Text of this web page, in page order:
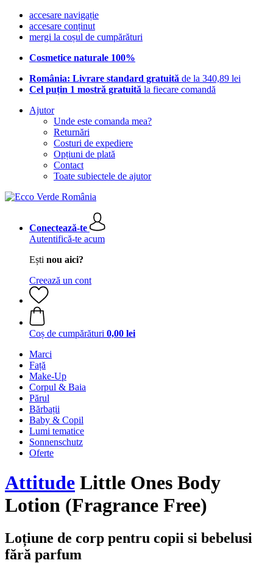
accesare navigație
accesare conținut
mergi la coșul de cumpărături
Cosmetice naturale 100%
România: Livrare standard gratuită de la 340,89 lei
Cel puțin 1 mostră gratuită la fiecare comandă
Ajutor
Unde este comanda mea?
Returnări
Costuri de expediere
Opțiuni de plată
Contact
Toate subiectele de ajutor
Conectează-te
Autentifică-te acum
Ești nou aici?
Creează un cont
Coș de cumpărături 0,00 lei
Marci
Față
Make-Up
Corpul & Baia
Părul
Bărbații
Baby & Copil
Lumi tematice
Sonnenschutz
Oferte
Attitude Little Ones Body
Lotion (Fragrance Free)
Loțiune de corp pentru copii si bebelusi
fără parfum